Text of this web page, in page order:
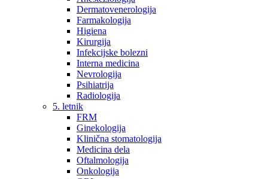
Dermatovenerologija
Farmakologija
Higiena
Kirurgija
Infekcijske bolezni
Interna medicina
Nevrologija
Psihiatrija
Radiologija
5. letnik
FRM
Ginekologija
Klinična stomatologija
Medicina dela
Oftalmologija
Onkologija